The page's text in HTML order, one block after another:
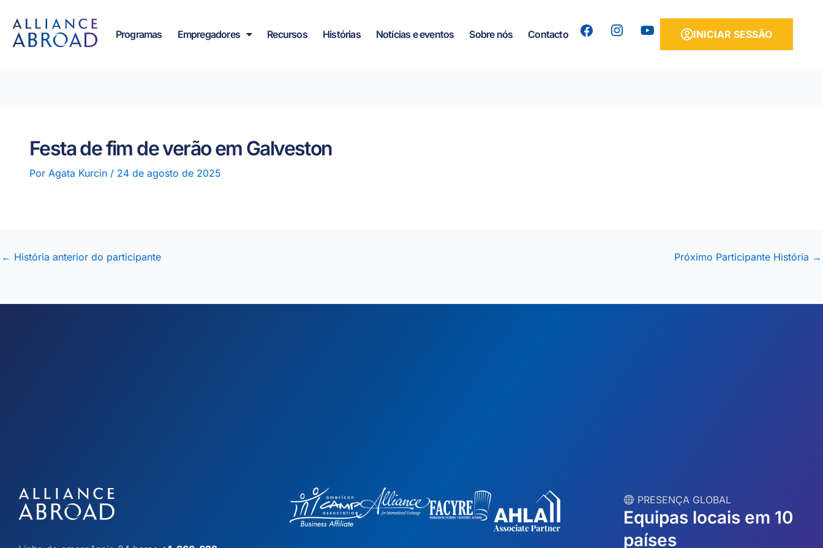
conteúdo
para
Programas Empregadores Recursos Histórias Notícias e eventos Sobre nós Contacto
Y
o
INICIAR SESSÃO
Festa de fim de verão em Galveston
Por Agata Kurcin / 24 de agosto de 2025
← História anterior do participante Próximo Participante História →
︎ PRESENÇA GLOBAL
Equipas locais em 10
países